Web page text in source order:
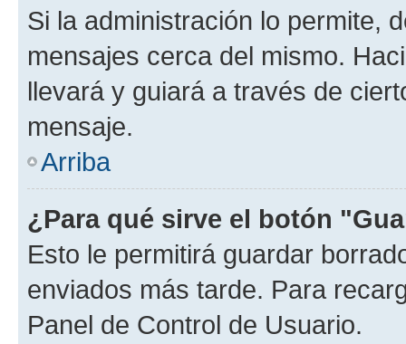
Si la administración lo permite,
mensajes cerca del mismo.
llevará y guiará a través de
mensaje.
Arriba
¿Para qué sirve el botón
Esto le permitirá guardar
enviados más tarde. Para
Panel de Control de Usuario.